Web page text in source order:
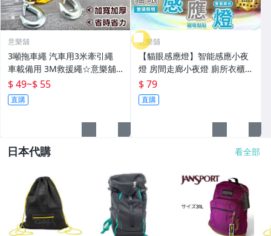
意樂舖
3噸拖車繩 汽車用3米牽引繩
車載備用 3M救援繩☆意樂舖
☆
$ 49~$ 55
直購
意樂舖
【貓眼感應燈】智能感應小夜
燈 房間走廊小夜燈 廁所衣櫃照
明燈 房間床頭燈 人來就亮玄關
燈 磁鐵吸附牆壁燈☆意樂舖☆
$ 79
直購
日本代購 看全部